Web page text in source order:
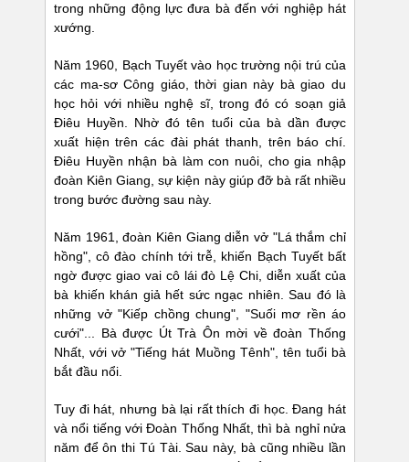
trong những động lực đưa bà đến với nghiệp hát
xướng.
Năm 1960, Bạch Tuyết vào học trường nội trú của
các ma-sơ Công giáo, thời gian này bà giao du
học hỏi với nhiều nghệ sĩ, trong đó có soạn giả
Điêu Huyền. Nhờ đó tên tuổi của bà dần được
xuất hiện trên các đài phát thanh, trên báo chí.
Điêu Huyền nhận bà làm con nuôi, cho gia nhập
đoàn Kiên Giang, sự kiện này giúp đỡ bà rất nhiều
trong bước đường sau này.
Năm 1961, đoàn Kiên Giang diễn vở "Lá thắm chỉ
hồng", cô đào chính tới trễ, khiến Bạch Tuyết bất
ngờ được giao vai cô lái đò Lệ Chi, diễn xuất của
bà khiến khán giả hết sức ngạc nhiên. Sau đó là
những vở "Kiếp chồng chung", "Suối mơ rền áo
cưới"... Bà được Út Trà Ôn mời về đoàn Thống
Nhất, với vở "Tiếng hát Muồng Tênh", tên tuổi bà
bắt đầu nổi.
Tuy đi hát, nhưng bà lại rất thích đi học. Đang hát
và nổi tiếng với Đoàn Thống Nhất, thì bà nghỉ nửa
năm để ôn thi Tú Tài. Sau này, bà cũng nhiều lần